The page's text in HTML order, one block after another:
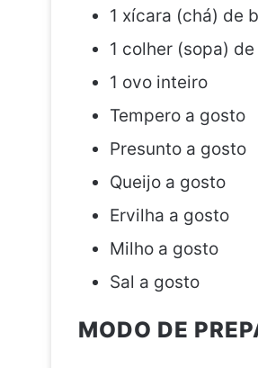
1 xícara (chá) de
1 colher (sopa)
1 ovo inteiro
Tempero a gosto
Presunto a gosto
Queijo a gosto
Ervilha a gosto
Milho a gosto
Sal a gosto
MODO DE